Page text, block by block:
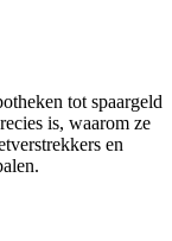
tot spaargeld
is, waarom ze
en